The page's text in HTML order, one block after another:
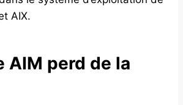
AIX.
AIM perd de la